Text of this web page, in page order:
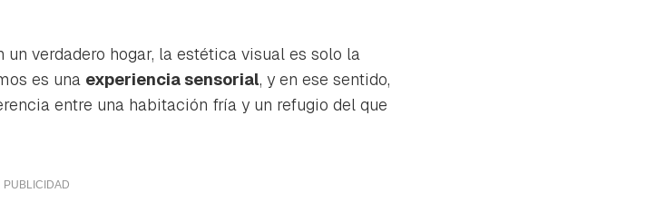
verdadero hogar, la estética visual es solo la
es una experiencia sensorial, y en ese sentido,
entre una habitación fría y un refugio del que